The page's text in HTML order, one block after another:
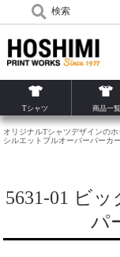
検索
Tシャツ 商品一覧
オリジナルTシャツデザインの
シルエットプルオーバーパーカ
5631-01 ビ
パ